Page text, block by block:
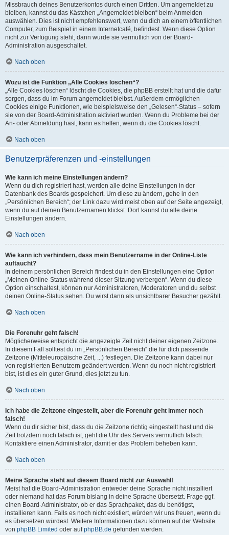
Missbrauch deines Benutzerkontos durch einen Dritten. Um angemeldet zu
bleiben, kannst du das Kästchen „Angemeldet bleiben“ beim Anmelden
auswählen. Dies ist nicht empfehlenswert, wenn du dich an einem öffentlichen
Computer, zum Beispiel in einem Internetcafé, befindest. Wenn diese Option
nicht zur Verfügung steht, dann wurde sie vermutlich von der Board-
Administration ausgeschaltet.
Nach oben
Wozu ist die Funktion „Alle Cookies löschen“?
„Alle Cookies löschen“ löscht die Cookies, die phpBB erstellt hat und die dafür
sorgen, dass du im Forum angemeldet bleibst. Außerdem ermöglichen
Cookies einige Funktionen, wie beispielsweise den „Gelesen“-Status – sofern
sie von der Board-Administration aktiviert wurden. Wenn du Probleme bei der
An- oder Abmeldung hast, kann es helfen, wenn du die Cookies löscht.
Nach oben
Benutzerpräferenzen und -einstellungen
Wie kann ich meine Einstellungen ändern?
Wenn du dich registriert hast, werden alle deine Einstellungen in der
Datenbank des Boards gespeichert. Um diese zu ändern, gehe in den
„Persönlichen Bereich“; der Link dazu wird meist oben auf der Seite angezeigt,
wenn du auf deinen Benutzernamen klickst. Dort kannst du alle deine
Einstellungen ändern.
Nach oben
Wie kann ich verhindern, dass mein Benutzername in der Online-Liste
auftaucht?
In deinem persönlichen Bereich findest du in den Einstellungen eine Option
„Meinen Online-Status während dieser Sitzung verbergen“. Wenn du diese
Option einschaltest, können nur Administratoren, Moderatoren und du selbst
deinen Online-Status sehen. Du wirst dann als unsichtbarer Besucher gezählt.
Nach oben
Die Forenuhr geht falsch!
Möglicherweise entspricht die angezeigte Zeit nicht deiner eigenen Zeitzone.
In diesem Fall solltest du im „Persönlichen Bereich“ die für dich passende
Zeitzone (Mitteleuropäische Zeit, ...) festlegen. Die Zeitzone kann dabei nur
von registrierten Benutzern geändert werden. Wenn du noch nicht registriert
bist, ist dies ein guter Grund, dies jetzt zu tun.
Nach oben
Ich habe die Zeitzone eingestellt, aber die Forenuhr geht immer noch
falsch!
Wenn du dir sicher bist, dass du die Zeitzone richtig eingestellt hast und die
Zeit trotzdem noch falsch ist, geht die Uhr des Servers vermutlich falsch.
Kontaktiere einen Administrator, damit er das Problem beheben kann.
Nach oben
Meine Sprache steht auf diesem Board nicht zur Auswahl!
Meist hat die Board-Administration entweder deine Sprache nicht installiert
oder niemand hat das Forum bislang in deine Sprache übersetzt. Frage ggf.
einen Board-Administrator, ob er das Sprachpaket, das du benötigst,
installieren kann. Falls es noch nicht existiert, würden wir uns freuen, wenn du
es übersetzen würdest. Weitere Informationen dazu können auf der Website
von phpBB Limited oder aufphpBB.de gefunden werden.